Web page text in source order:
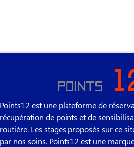
Points12 est une plateforme de
récupération de points et de
routière. Les stages proposés sur ce
par nos soins. Points12 est une